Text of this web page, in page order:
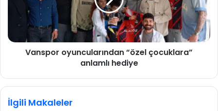
Vanspor oyuncularından “özel çocuklara”
anlamlı hediye
İlgili Makaleler